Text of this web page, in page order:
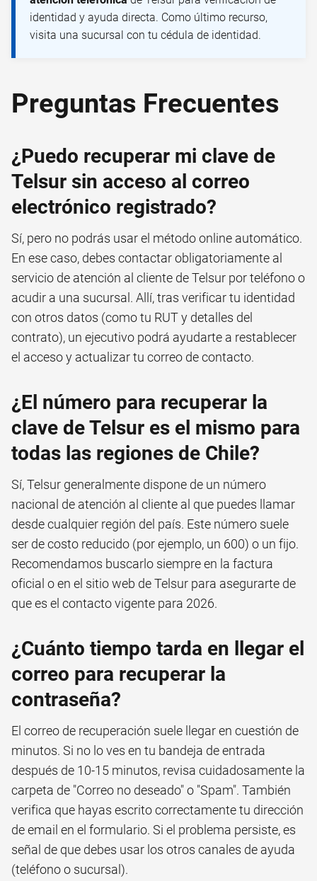
identidad y ayuda directa. Como último recurso,
visita una sucursal con tu cédula de identidad.
Preguntas Frecuentes
¿Puedo recuperar mi clave de
Telsur sin acceso al correo
electrónico registrado?
Sí, pero no podrás usar el método online automático.
En ese caso, debes contactar obligatoriamente al
servicio de atención al cliente de Telsur por teléfono o
acudir a una sucursal. Allí, tras verificar tu identidad
con otros datos (como tu RUT y detalles del
contrato), un ejecutivo podrá ayudarte a restablecer
el acceso y actualizar tu correo de contacto.
¿El número para recuperar la
clave de Telsur es el mismo para
todas las regiones de Chile?
Sí, Telsur generalmente dispone de un número
nacional de atención al cliente al que puedes llamar
desde cualquier región del país. Este número suele
ser de costo reducido (por ejemplo, un 600) o un fijo.
Recomendamos buscarlo siempre en la factura
oficial o en el sitio web de Telsur para asegurarte de
que es el contacto vigente para 2026.
¿Cuánto tiempo tarda en llegar el
correo para recuperar la
contraseña?
El correo de recuperación suele llegar en cuestión de
minutos. Si no lo ves en tu bandeja de entrada
después de 10-15 minutos, revisa cuidadosamente la
carpeta de "Correo no deseado" o "Spam". También
verifica que hayas escrito correctamente tu dirección
de email en el formulario. Si el problema persiste, es
señal de que debes usar los otros canales de ayuda
(teléfono o sucursal).